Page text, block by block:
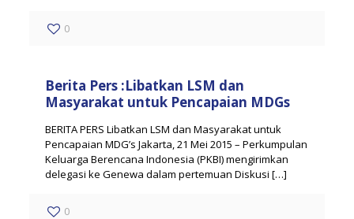
0
Berita Pers :Libatkan LSM dan
Masyarakat untuk Pencapaian MDGs
BERITA PERS Libatkan LSM dan Masyarakat untuk
Pencapaian MDG’s Jakarta, 21 Mei 2015 – Perkumpulan
Keluarga Berencana Indonesia (PKBI) mengirimkan
delegasi ke Genewa dalam pertemuan Diskusi […]
0